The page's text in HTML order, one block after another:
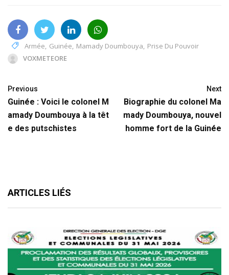
Armée, Guinée, Mamady Doumbouya, Prise Du Pouvoir
VOXMETEORE
Previous
Guinée : Voici le colonel M
amady Doumbouya à la têt
e des putschistes
Next
Biographie du colonel Ma
mady Doumbouya, nouvel
homme fort de la Guinée
ARTICLES LIÉS